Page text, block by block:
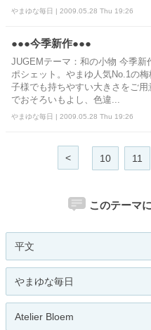
やまゆな毎日 | 2009.05.28 Thu 19:26
●●●今季新作●●●
JUGEMテーマ：和の小物 今季新
ポシェット。やまゆ人気No.1の
子様でも持ちやすい大きさをご
でおそろいもよし、色違...
やまゆな毎日 | 2009.05.28 Thu 19:26
< 10 11
このテーマ
平文
やまゆな毎日
Atelier Bloem